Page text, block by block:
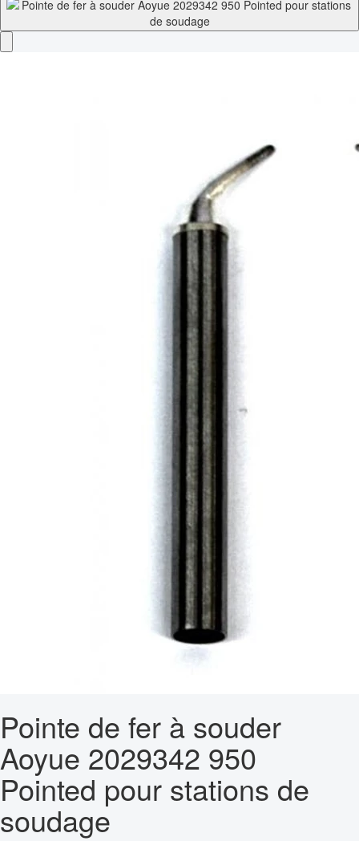
Pointe de fer à souder
Aoyue 2029342 950
Pointed pour stations de
soudage